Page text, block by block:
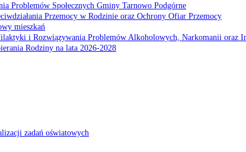
Problemów Społecznych Gminy Tarnowo Podgórne
Przemocy w Rodzinie oraz Ochrony Ofiar Przemocy
mieszkań
i Rozwiązywania Problemów Alkoholowych, Narkomanii oraz
Rodziny na lata 2026-2028
zadań oświatowych